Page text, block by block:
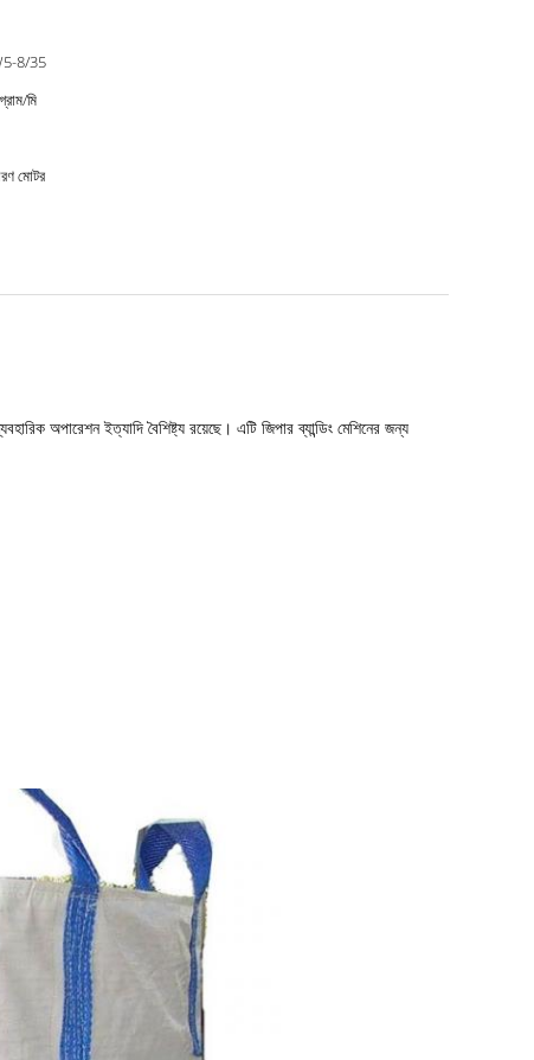
8/35
মি
মোটর
অপারেশন ইত্যাদি বৈশিষ্ট্য রয়েছে। এটি জিপার ব্যান্ডিং মেশিনের জন্য